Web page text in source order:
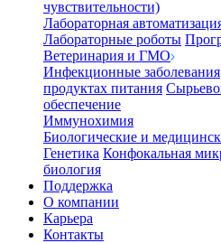
чувствительности)
Лабораторная
Лабораторные роботы
Ветеринария и ГМО
Инфекционные заболевания
продуктах питания
обеспечение
Иммунохимия
Биологические и
Генетика Конфокальная
биология
Поддержка
О компании
Карьера
Контакты